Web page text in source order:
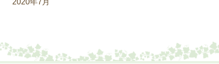
2020年7月